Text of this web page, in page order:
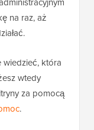
na raz, aż
wiedzieć, która
wtedy
za pomocą
.